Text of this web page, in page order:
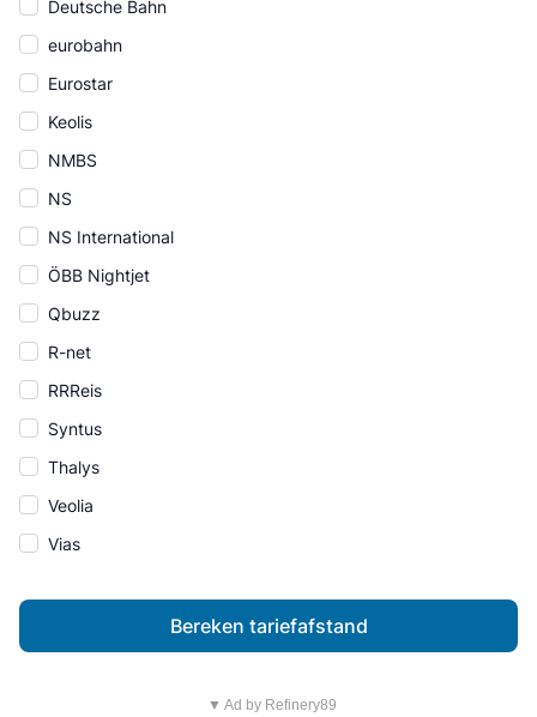
Deutsche Bahn
eurobahn
Eurostar
Keolis
NMBS
NS
NS International
ÖBB Nightjet
Qbuzz
R-net
RRReis
Syntus
Thalys
Veolia
Vias
Bereken tariefafstand
▼ Ad by Refinery89